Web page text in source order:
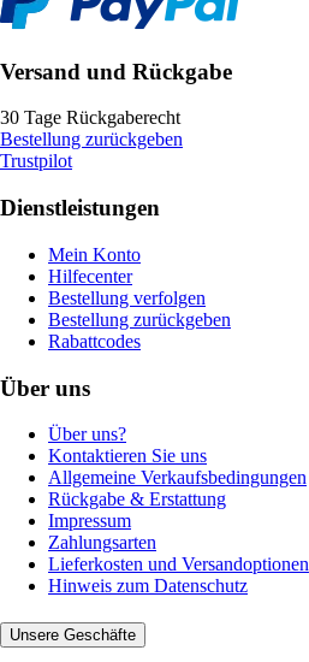
Versand und Rückgabe
30 Tage Rückgaberecht
Bestellung zurückgeben
Trustpilot
Dienstleistungen
Mein Konto
Hilfecenter
Bestellung verfolgen
Bestellung zurückgeben
Rabattcodes
Über uns
Über uns?
Kontaktieren Sie uns
Allgemeine Verkaufsbedingungen
Rückgabe & Erstattung
Impressum
Zahlungsarten
Lieferkosten und Versandoptionen
Hinweis zum Datenschutz
Unsere Geschäfte